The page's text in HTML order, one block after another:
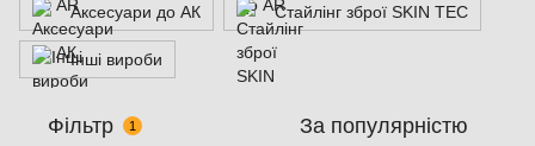
Аксесуари до АК Стайлінг зброї SKIN TEC
Інші вироби
Фільтр 1 За популярністю